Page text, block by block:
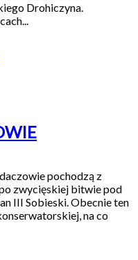
Drohiczyna.
pochodzą z
zwycięskiej bitwie pod
III Sobieski. Obecnie ten
na co